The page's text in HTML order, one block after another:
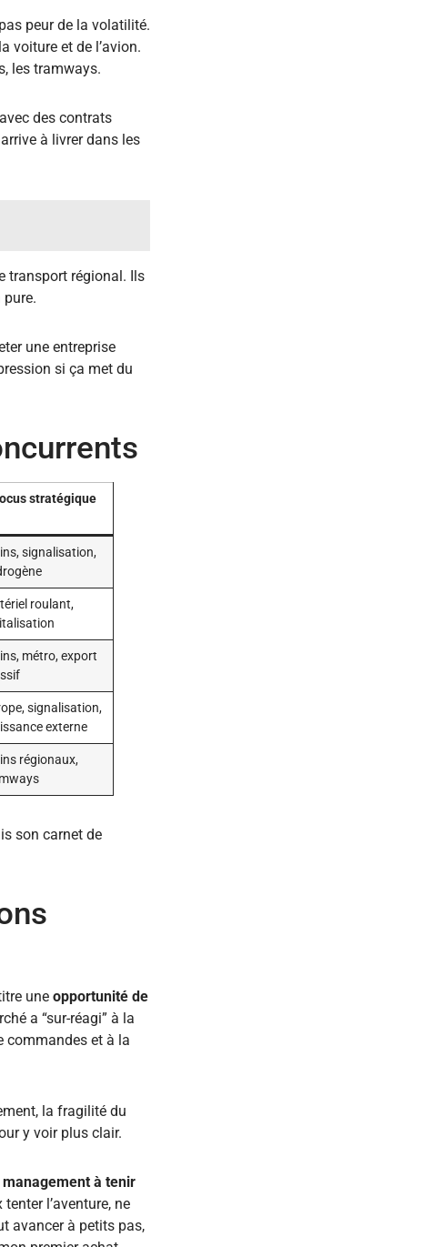
peur de la volatilité.
voiture et de l’avion.
les tramways.
des contrats
à livrer dans les
transport régional. Ils
une entreprise
si ça met du
stratégique
signalisation,
roulant,
métro, export
signalisation,
externe
régionaux,
son carnet de
une opportunité de
a “sur-réagi” à la
commandes et à la
la fragilité du
y voir plus clair.
management à tenir
l’aventure, ne
avancer à petits pas,